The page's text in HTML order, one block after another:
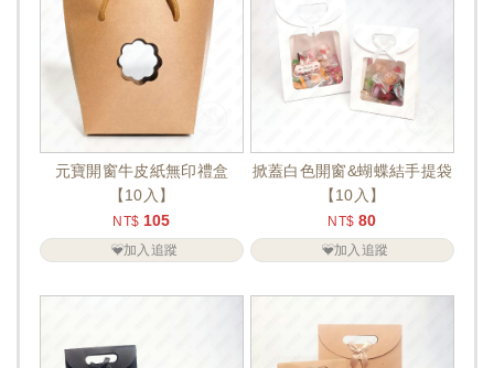
元寶開窗牛皮紙無印禮盒
【10入】
NT$ 105
加入追蹤
掀蓋白色開窗&蝴蝶結手提袋
【10入】
NT$ 80
加入追蹤